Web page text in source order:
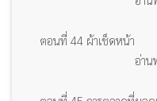
ตอนที่ 44 ผ้าเช็ดหน้า
อ่าน